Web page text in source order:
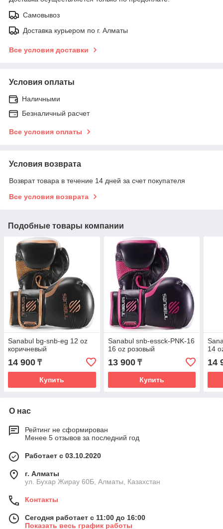
Самовывоз
Доставка курьером по г. Алматы
Все условия доставки
Условия оплаты
Наличными
Безналичный расчет
Все условия оплаты
Условия возврата
Возврат товара в течение 14 дней за счет покупателя
Все условия возврата
Подобные товары компании
Sanabul bg-snb-eg 12 oz
коричневый
14 900 ₸
Купить
Sanabul snb-essck-PNK-16
16 oz розовый
13 900₸
Купить
14
14
О нас
Рейтинг не сформирован
Менее 5 отзывов за последний год
Работает с 03.10.2020
г. Алматы
ул. Бухар Жирау 60Б, Алматы, Казахстан
Контакты
Сегодня работает с 11:00 до 16:00
Показать весь график работы